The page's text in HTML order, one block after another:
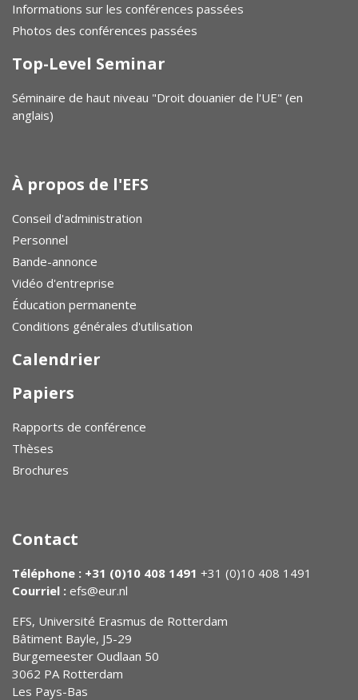
Informations sur les conférences passées
Photos des conférences passées
Top-Level Seminar
Séminaire de haut niveau "Droit douanier de l'UE" (en
anglais)
À propos de l'EFS
Conseil d'administration
Personnel
Bande-annonce
Vidéo d'entreprise
Éducation permanente
Conditions générales d'utilisation
Calendrier
Papiers
Rapports de conférence
Thèses
Brochures
Contact
Téléphone : +31 (0)10 408 1491 +31 (0)10 408 1491
Courriel : efs@eur.nl
EFS, Université Erasmus de Rotterdam
Bâtiment Bayle, J5-29
Burgemeester Oudlaan 50
3062 PA Rotterdam
Les Pays-Bas